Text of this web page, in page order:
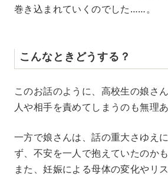
巻き込まれていくのでした……。
こんなときどうする？
このお話のように、高校生の娘さ
人や相手を責めてしまうのも無理
一方で娘さんは、話の重大さゆえ
ず、不安を一人で抱えていたのかも
また、妊娠による母体の変化やリ